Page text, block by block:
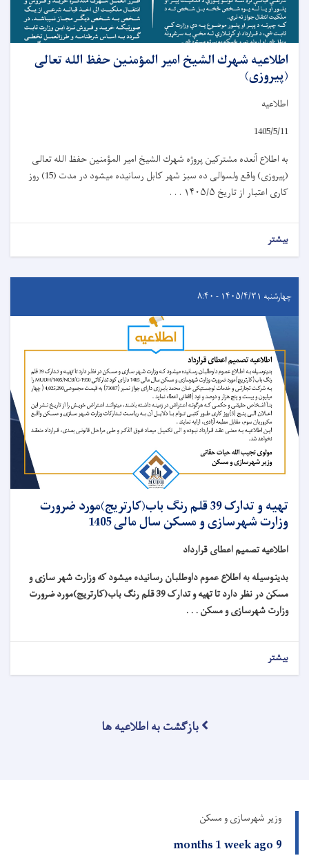
اطلاعیه شهرك الشيخ امیر المؤمنين حفظ الله تعالی
(پیروزی)
اطلاعیه
1405/5/11
به اطلاع آنعده مشترکین پروژه شهرك الشيخ امیر المؤمنين حفظ الله تعالی
(پیروزی) واقع ولسوالی ده سبز شهر کابل رسانیده میشود در مدت (15) روز
کاری اعتبار از تاریخ ۱۴۰۵/۵ . . .
بیشتر
چهارشنبه ۱۴۰۵/۴/۳۱ - ۸:۴۰
تهیه و تدارک 39 قلم رنگ باب(کارتریج)مورد ضرورت
وزارت شهرسازی و مسکن سال مالی 1405
اطلاعیه تصمیم اعطای قرارداد
بدینوسیله به اطلاع عموم داوطلبان رسانیده میشود که وزارت شهر سازی و
مسکن در نظر دارد تا تهیه و تدارک 39 قلم رنگ باب(کارتریج)مورد ضرورت
وزارت شهرسازی و مسکن . . .
بیشتر
بازگشت به اطلاعیه ها
وزیر شهرسازی و مسکن
9 months 1 week ago